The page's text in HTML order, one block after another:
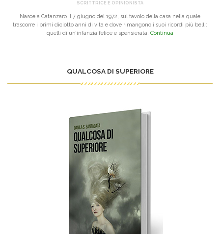
SCRITTRICE E OPINIONISTA
Nasce a Catanzaro il 7 giugno del 1972, sul tavolo della casa nella quale
trascorre i primi diciotto anni di vita e dove rimangono i suoi ricordi più belli:
quelli di un’infanzia felice e spensierata. Continua
QUALCOSA DI SUPERIORE